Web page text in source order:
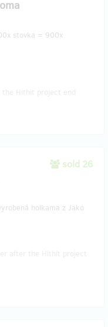
stovka = 900x
sold 26
holkama z Jako